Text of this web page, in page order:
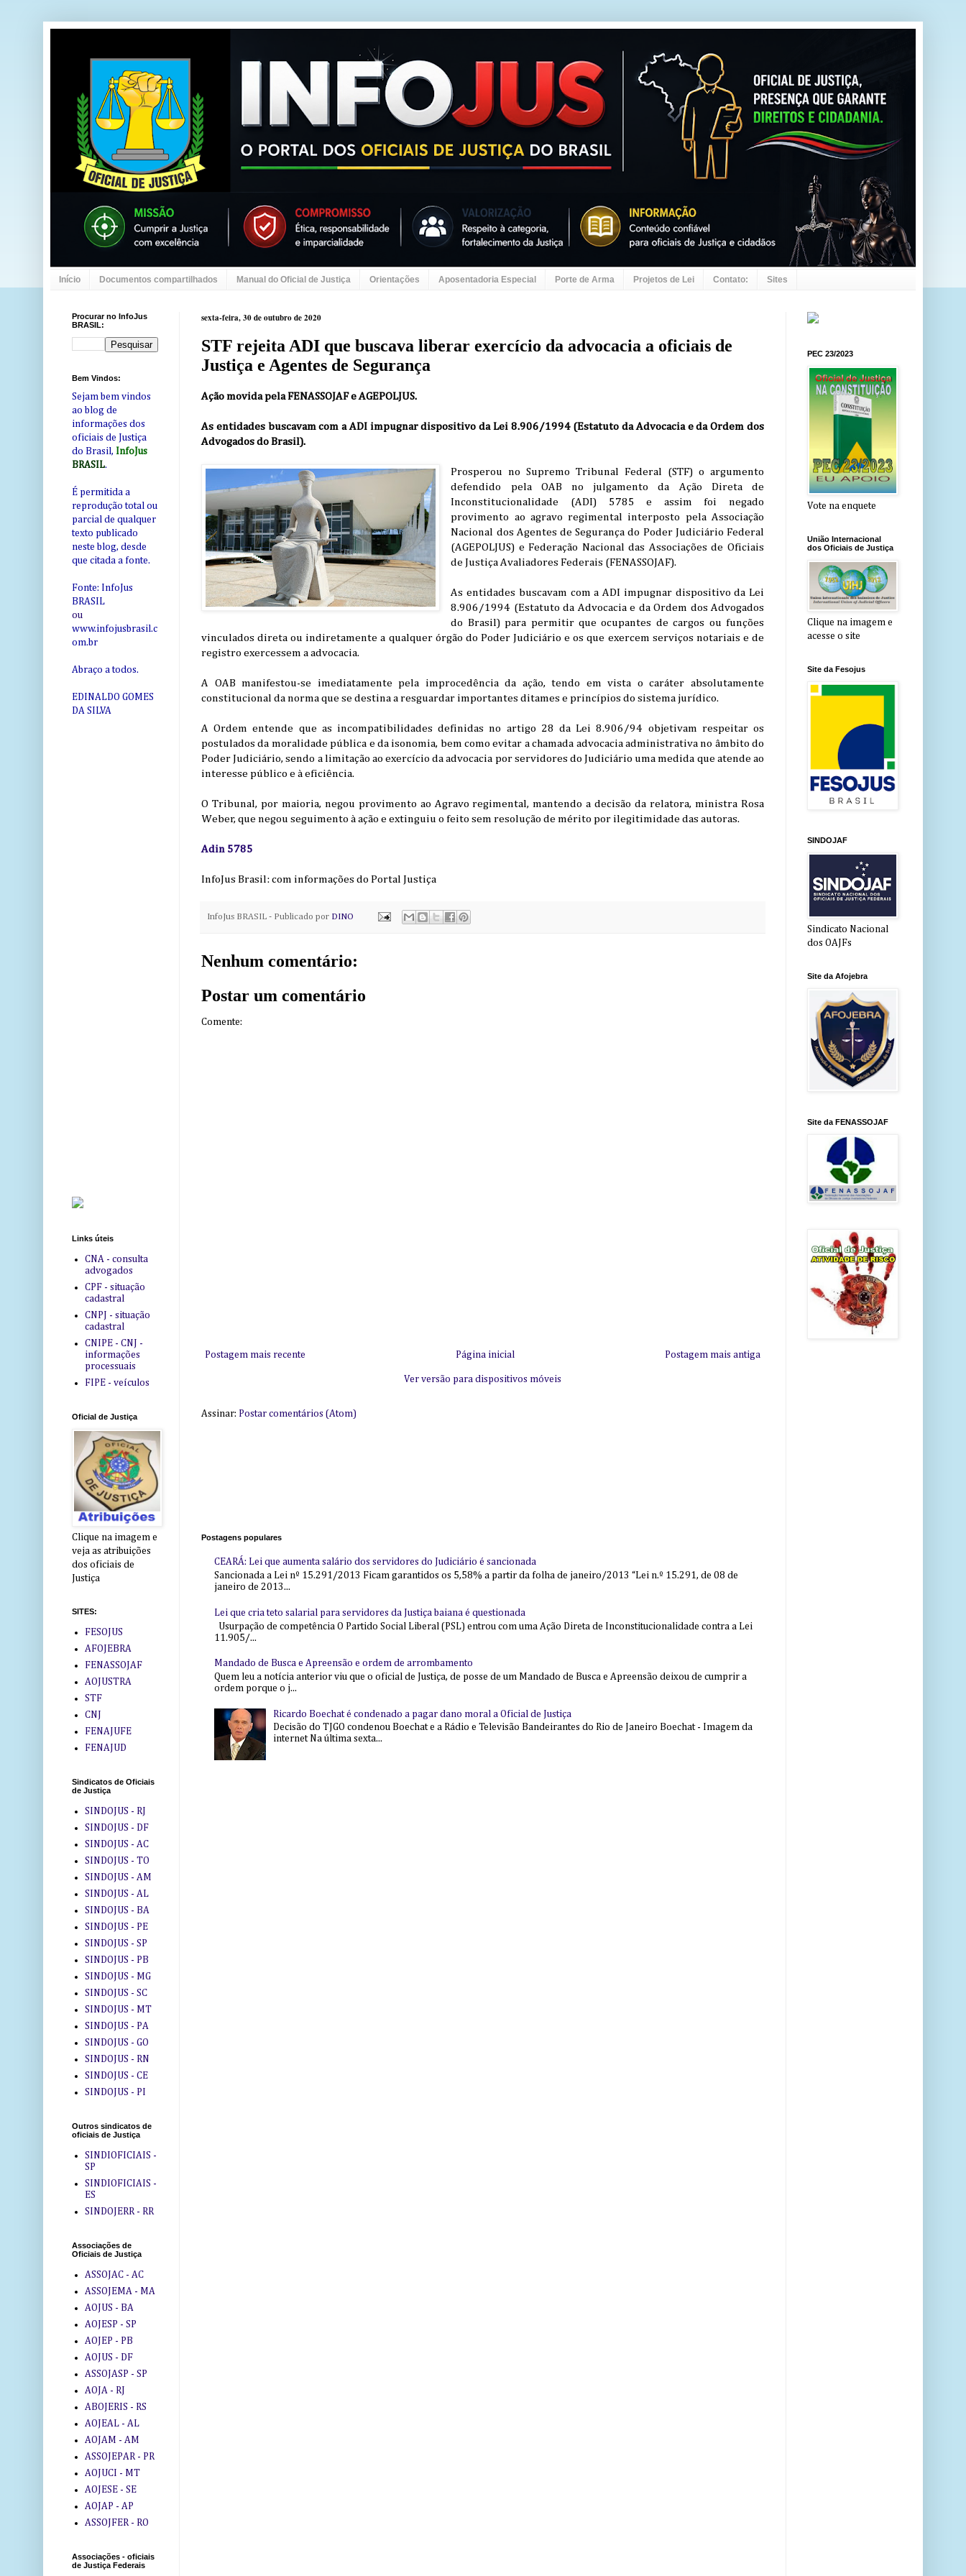
Início Documentos compartilhados Manual do Oficial de Justiça Orientações Aposentadoria Especial Porte de Arma Projetos de Lei Contato: Sites
sexta-feira, 30 de outubro de 2020
STF rejeita ADI que buscava liberar exercício da advocacia a oficiais de
Justiça e Agentes de Segurança
Ação movida pela FENASSOJAF e AGEPOLJUS.
As entidades buscavam com a ADI impugnar dispositivo da Lei 8.906/1994 (Estatuto da Advocacia e da Ordem dos
Advogados do Brasil).
Prosperou no Supremo Tribunal Federal (STF) o argumento
defendido pela OAB no julgamento da Ação Direta de
Inconstitucionalidade (ADI) 5785 e assim foi negado
provimento ao agravo regimental interposto pela Associação
Nacional dos Agentes de Segurança do Poder Judiciário Federal
(AGEPOLJUS) e Federação Nacional das Associações de Oficiais
de Justiça Avaliadores Federais (FENASSOJAF).
As entidades buscavam com a ADI impugnar dispositivo da Lei
8.906/1994 (Estatuto da Advocacia e da Ordem dos Advogados
do Brasil) para permitir que ocupantes de cargos ou funções
vinculados direta ou indiretamente a qualquer órgão do Poder Judiciário e os que exercem serviços notariais e de
registro exercessem a advocacia.
A OAB manifestou-se imediatamente pela improcedência da ação, tendo em vista o caráter absolutamente
constitucional da norma que se destina a resguardar importantes ditames e princípios do sistema jurídico.
A Ordem entende que as incompatibilidades definidas no artigo 28 da Lei 8.906/94 objetivam respeitar os
postulados da moralidade pública e da isonomia, bem como evitar a chamada advocacia administrativa no âmbito do
Poder Judiciário, sendo a limitação ao exercício da advocacia por servidores do Judiciário uma medida que atende ao
interesse público e à eficiência.
O Tribunal, por maioria, negou provimento ao Agravo regimental, mantendo a decisão da relatora, ministra Rosa
Weber, que negou seguimento à ação e extinguiu o feito sem resolução de mérito por ilegitimidade das autoras.
Adin 5785
InfoJus Brasil: com informações do Portal Justiça
InfoJus BRASIL - Publicado por DINO
Nenhum comentário:
Postar um comentário
Comente:
Postagem mais recente Postagem mais antiga
Página inicial
Ver versão para dispositivos móveis
Assinar: Postar comentários (Atom)
Postagens populares
CEARÁ: Lei que aumenta salário dos servidores do Judiciário é sancionada
Sancionada a Lei nº 15.291/2013 Ficam garantidos os 5,58% a partir da folha de janeiro/2013 “Lei n.º 15.291, de 08 de
janeiro de 2013...
Lei que cria teto salarial para servidores da Justiça baiana é questionada
Usurpação de competência O Partido Social Liberal (PSL) entrou com uma Ação Direta de Inconstitucionalidade contra a Lei
11.905/...
Mandado de Busca e Apreensão e ordem de arrombamento
Quem leu a notícia anterior viu que o oficial de Justiça, de posse de um Mandado de Busca e Apreensão deixou de cumprir a
ordem porque o j...
Ricardo Boechat é condenado a pagar dano moral a Oficial de Justiça
Decisão do TJGO condenou Boechat e a Rádio e Televisão Bandeirantes do Rio de Janeiro Boechat - Imagem da
internet Na última sexta...
Procurar no InfoJus
BRASIL:
Bem Vindos:
Sejam bem vindos
ao blog de
informações dos
oficiais de Justiça
do Brasil, InfoJus
BRASIL.
É permitida a
reprodução total ou
parcial de qualquer
texto publicado
neste blog, desde
que citada a fonte.
Fonte: InfoJus
BRASIL
ou
www.infojusbrasil.c
om.br
Abraço a todos.
EDINALDO GOMES
DA SILVA
Links úteis
CNA - consulta
advogados
CPF - situação
cadastral
CNPJ - situação
cadastral
CNIPE - CNJ -
informações
processuais
FIPE - veículos
Oficial de Justiça
Clique na imagem e
veja as atribuições
dos oficiais de
Justiça
SITES:
FESOJUS
AFOJEBRA
FENASSOJAF
AOJUSTRA
STF
CNJ
FENAJUFE
FENAJUD
Sindicatos de Oficiais
de Justiça
SINDOJUS - RJ
SINDOJUS - DF
SINDOJUS - AC
SINDOJUS - TO
SINDOJUS - AM
SINDOJUS - AL
SINDOJUS - BA
SINDOJUS - PE
SINDOJUS - SP
SINDOJUS - PB
SINDOJUS - MG
SINDOJUS - SC
SINDOJUS - MT
SINDOJUS - PA
SINDOJUS - GO
SINDOJUS - RN
SINDOJUS - CE
SINDOJUS - PI
Outros sindicatos de
oficiais de Justiça
SINDIOFICIAIS -
SP
SINDIOFICIAIS -
ES
SINDOJERR - RR
Associações de
Oficiais de Justiça
ASSOJAC - AC
ASSOJEMA - MA
AOJUS - BA
AOJESP - SP
AOJEP - PB
AOJUS - DF
ASSOJASP - SP
AOJA - RJ
ABOJERIS - RS
AOJEAL - AL
AOJAM - AM
ASSOJEPAR - PR
AOJUCI - MT
AOJESE - SE
AOJAP - AP
ASSOJFER - RO
Associações - oficiais
de Justiça Federais
PEC 23/2023
Vote na enquete
União Internacional
dos Oficiais de Justiça
Clique na imagem e
acesse o site
Site da Fesojus
SINDOJAF
Sindicato Nacional
dos OAJFs
Site da Afojebra
Site da FENASSOJAF